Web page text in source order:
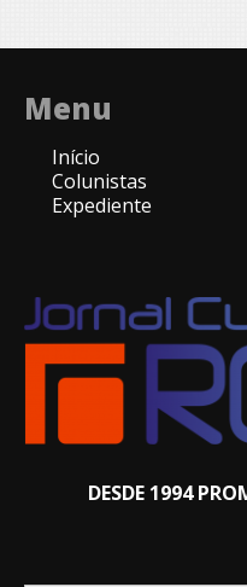
Menu
Início
Colunistas
Expediente
DESDE 1994